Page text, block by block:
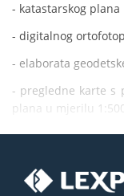
- katastarskog
- digitalnog
- elaborata
- pregledne karte s
plana u mjerilu